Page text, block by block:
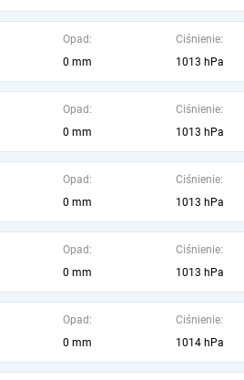
Opad:
0 mm
Ciśnienie:
1013 hPa
Opad:
0 mm
Ciśnienie:
1013 hPa
Opad:
0 mm
Ciśnienie:
1013 hPa
Opad:
0 mm
Ciśnienie:
1013 hPa
Opad:
0 mm
Ciśnienie:
1014 hPa